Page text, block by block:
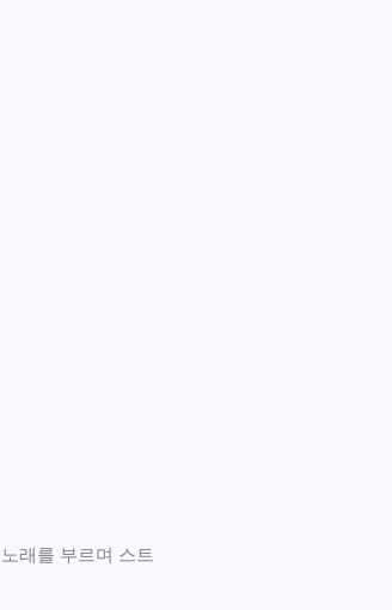
래를 부르며 스트